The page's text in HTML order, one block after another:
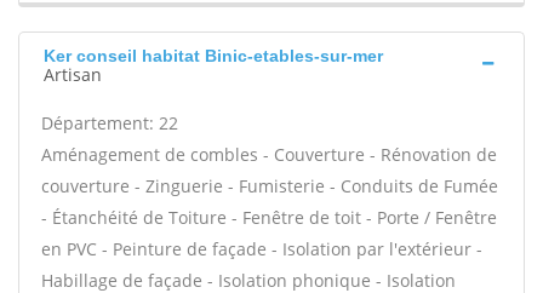
Ker conseil habitat Binic-etables-sur-mer
Artisan
Département: 22
Aménagement de combles - Couverture - Rénovation de
couverture - Zinguerie - Fumisterie - Conduits de Fumée
- Étanchéité de Toiture - Fenêtre de toit - Porte / Fenêtre
en PVC - Peinture de façade - Isolation par l'extérieur -
Habillage de façade - Isolation phonique - Isolation